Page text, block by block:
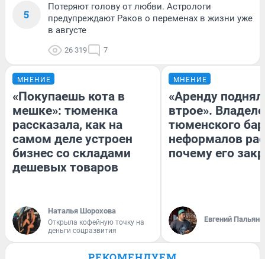
5
Потеряют голову от любви. Астрологи
предупреждают Раков о переменах в жизни уже
в августе
26 319 7
МНЕНИЕ
«Покупаешь кота в
мешке»: тюменка
рассказала, как на
самом деле устроен
бизнес со складами
дешевых товаров
Наталья Шорохова
Открыла кофейную точку на
деньги соцразвития
МНЕНИЕ
«Аренду
втрое».
тюменского
неформалов
почему его
Евгений